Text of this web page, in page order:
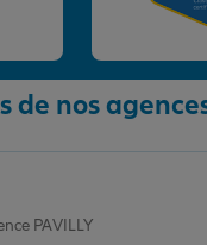
de nos
PAVILLY